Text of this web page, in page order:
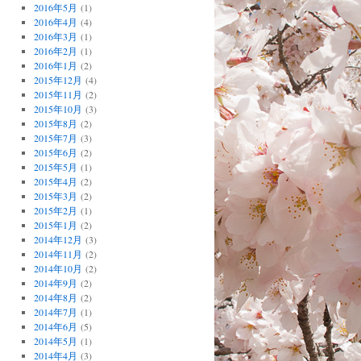
2016年5月 (1)
2016年4月 (4)
2016年3月 (1)
2016年2月 (1)
2016年1月 (2)
2015年12月 (4)
2015年11月 (2)
2015年10月 (3)
2015年8月 (2)
2015年7月 (3)
2015年6月 (2)
2015年5月 (1)
2015年4月 (2)
2015年3月 (2)
2015年2月 (1)
2015年1月 (2)
2014年12月 (3)
2014年11月 (2)
2014年10月 (2)
2014年9月 (2)
2014年8月 (2)
2014年7月 (1)
2014年6月 (5)
2014年5月 (1)
2014年4月 (3)